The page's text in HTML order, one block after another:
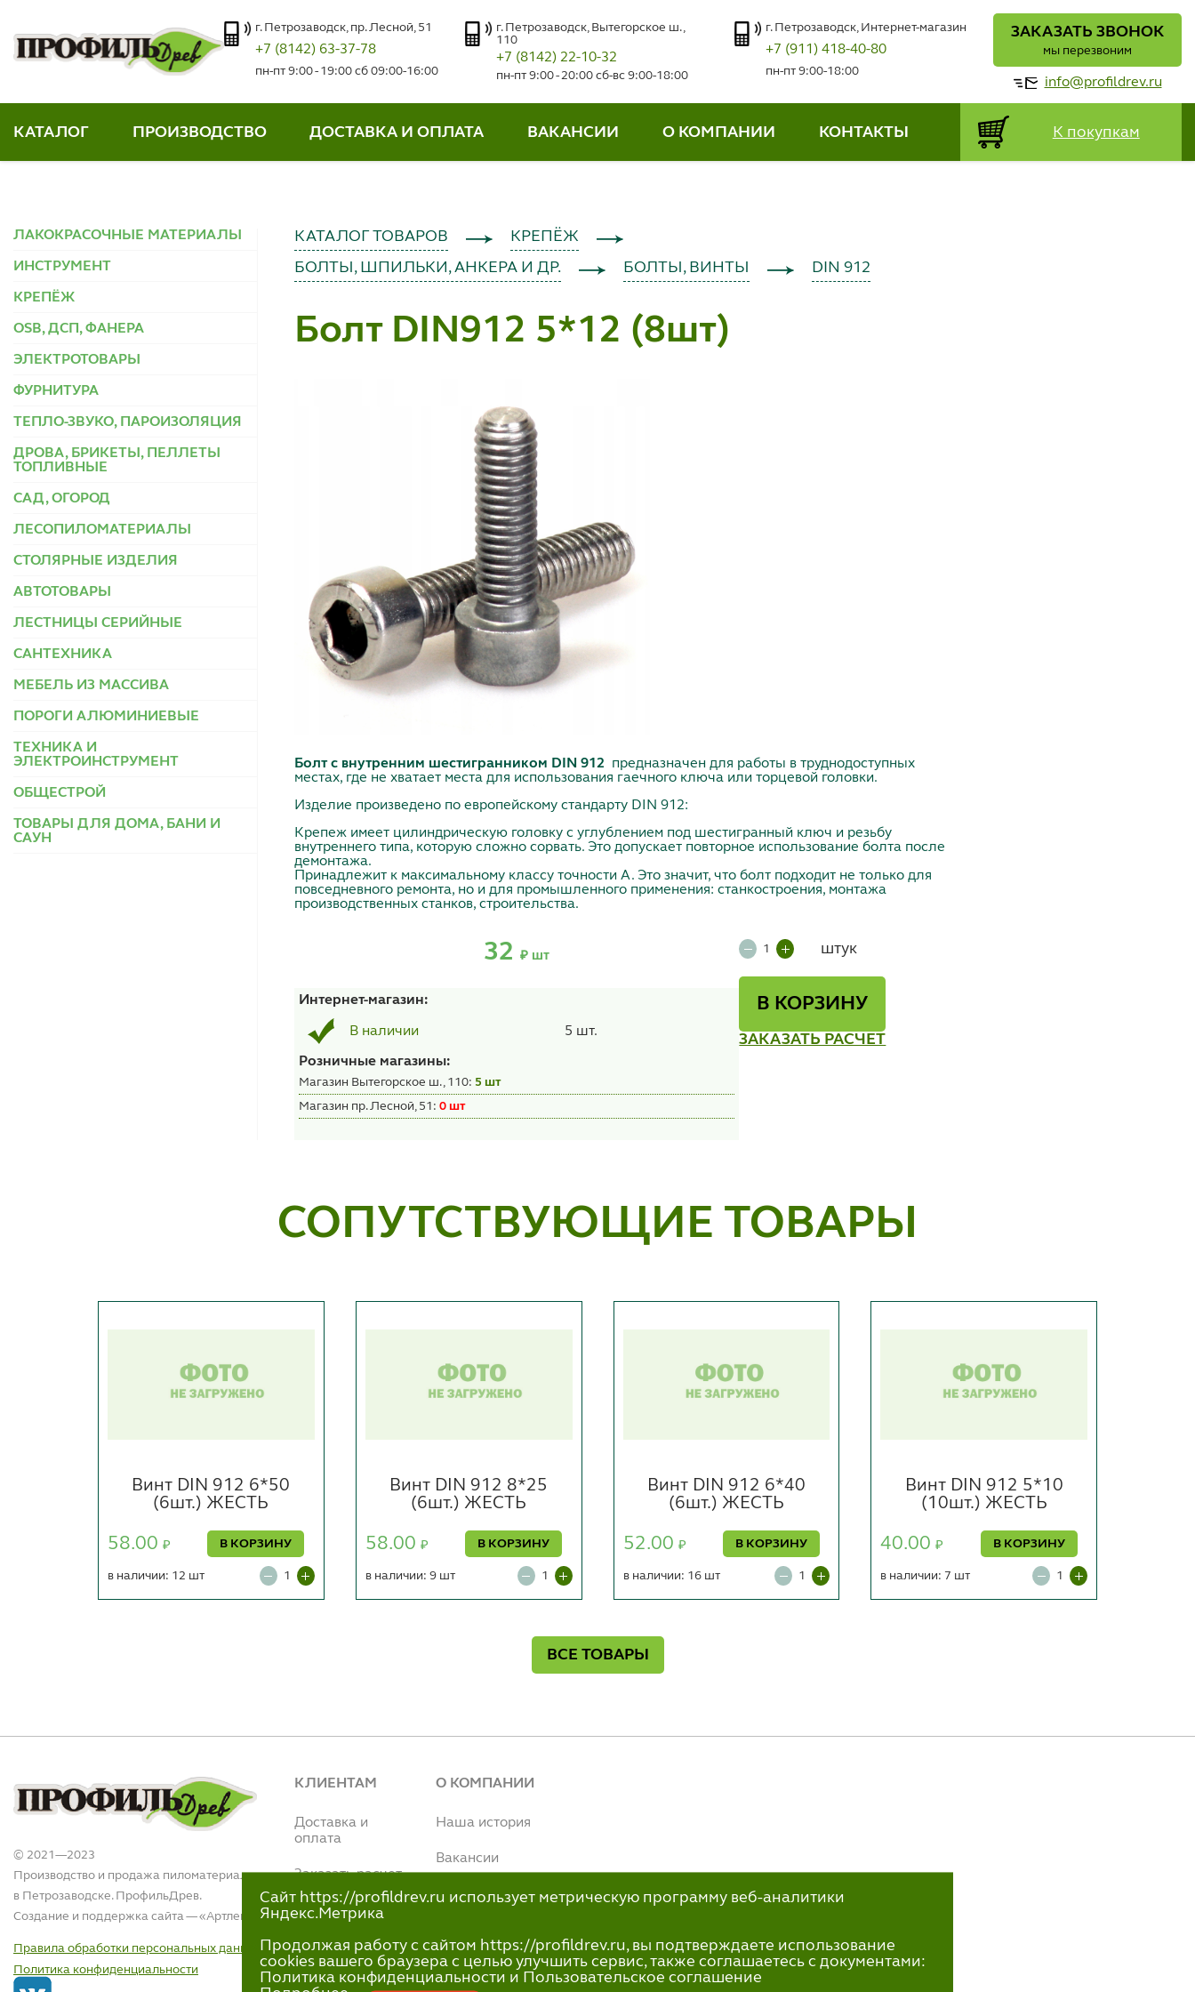
г. Петрозаводск, пр. Лесной, 51
+7 (8142) 63-37-78
пн-пт 9:00 - 19:00 сб 09:00-16:00
г. Петрозаводск, Вытегорское ш.,
110
+7 (8142) 22-10-32
пн-пт 9:00 - 20:00 сб-вс 9:00-18:00
г. Петрозаводск, Интернет-магазин
+7 (911) 418-40-80
пн-пт 9:00-18:00
ЗАКАЗАТЬ ЗВОНОК
мы перезвоним
info@profildrev.ru
КАТАЛОГ ПРОИЗВОДСТВО ДОСТАВКА И ОПЛАТА ВАКАНСИИ О КОМПАНИИ КОНТАКТЫ К покупкам
ЛАКОКРАСОЧНЫЕ МАТЕРИАЛЫ
ИНСТРУМЕНТ
КРЕПЁЖ
OSB, ДСП, ФАНЕРА
ЭЛЕКТРОТОВАРЫ
ФУРНИТУРА
ТЕПЛО-ЗВУКО, ПАРОИЗОЛЯЦИЯ
ДРОВА, БРИКЕТЫ, ПЕЛЛЕТЫ
ТОПЛИВНЫЕ
САД, ОГОРОД
ЛЕСОПИЛОМАТЕРИАЛЫ
СТОЛЯРНЫЕ ИЗДЕЛИЯ
АВТОТОВАРЫ
ЛЕСТНИЦЫ СЕРИЙНЫЕ
САНТЕХНИКА
МЕБЕЛЬ ИЗ МАССИВА
ПОРОГИ АЛЮМИНИЕВЫЕ
ТЕХНИКА И
ЭЛЕКТРОИНСТРУМЕНТ
ОБЩЕСТРОЙ
ТОВАРЫ ДЛЯ ДОМА, БАНИ И
САУН
КАТАЛОГ ТОВАРОВ
КРЕПЁЖ
БОЛТЫ, ШПИЛЬКИ, АНКЕРА И ДР.
БОЛТЫ, ВИНТЫ DIN 912
Болт DIN912 5*12 (8шт)
Болт с внутренним шестигранником DIN 912
предназначен для работы в труднодоступных
местах, где не хватает места для использования гаечного ключа или торцевой головки.
Изделие произведено по европейскому стандарту DIN 912:
Крепеж имеет цилиндрическую головку с углублением под шестигранный ключ и резьбу
внутреннего типа, которую сложно сорвать. Это допускает повторное использование болта после
демонтажа.
Принадлежит к максимальному классу точности A. Это значит, что болт подходит не только для
повседневного ремонта, но и для промышленного применения: станкостроения, монтажа
производственных станков, строительства.
32₽ шт
Интернет-магазин:
В наличии 5 шт.
Розничные магазины:
Магазин Вытегорское ш., 110: 5 шт
Магазин пр. Лесной, 51:0 шт
штук
В КОРЗИНУ
ЗАКАЗАТЬ РАСЧЕТ
СОПУТСТВУЮЩИЕ ТОВАРЫ
Винт DIN 912 6*50
(6шт.) ЖЕСТЬ
58.00 ₽ В КОРЗИНУ
в наличии: 12 шт
Винт DIN 912 8*25
(6шт.) ЖЕСТЬ
58.00 ₽ В КОРЗИНУ
в наличии: 9 шт
Винт DIN 912 6*40
(6шт.) ЖЕСТЬ
52.00 ₽ В КОРЗИНУ
в наличии: 16 шт
Винт DIN 912 5*10
(10шт.) ЖЕСТЬ
40.00₽ В КОРЗИНУ
в наличии: 7 шт
ВСЕ ТОВАРЫ
© 2021—2023
Производство и продажа пиломатериалов
в Петрозаводске. ПрофильДрев.
Создание и поддержка сайта — «Артлекс
Правила обработки персональных данных
Политика конфиденциальности
КЛИЕНТАМ
Доставка и
оплата
Заказать расчет
Интернет магазин
(Вытегорское ш.,
+7 (911)-418-40-80
пн-пт 9:00 - 18:00
О КОМПАНИИ
Наша история
Вакансии
Наше производство
Сайт https://profildrev.ru использует метрическую программу веб-аналитики
Яндекс.Метрика
Продолжая работу с сайтом https://profildrev.ru, вы подтверждаете использование
cookies вашего браузера с целью улучшить сервис, также соглашаетесь с документами:
Политика конфиденциальности и Пользовательское соглашение